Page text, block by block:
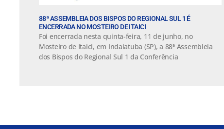
88ª ASSEMBLEIA DOS BISPOS DO REGIONAL SUL 1 É
ENCERRADA NO MOSTEIRO DE ITAICI
Foi encerrada nesta quinta-feira, 11 de junho, no
Mosteiro de Itaici, em Indaiatuba (SP), a 88ª Assembleia
dos Bispos do Regional Sul 1 da Conferência